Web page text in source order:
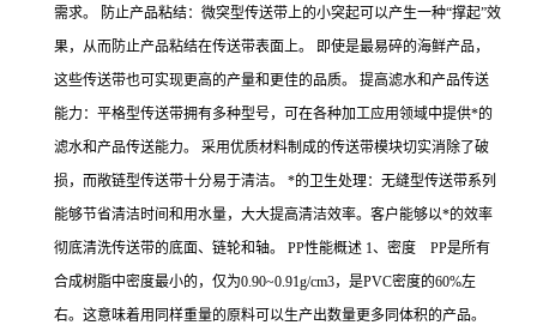
需求。 防止产品粘结：微突型传送带上的小突起可以产生一种“撑起”效
果，从而防止产品粘结在传送带表面上。 即使是最易碎的海鲜产品，
这些传送带也可实现更高的产量和更佳的品质。 提高滤水和产品传送
能力：平格型传送带拥有多种型号，可在各种加工应用领域中提供*的
滤水和产品传送能力。 采用优质材料制成的传送带模块切实消除了破
损，而敞链型传送带十分易于清洁。 *的卫生处理：无缝型传送带系列
能够节省清洁时间和用水量，大大提高清洁效率。客户能够以*的效率
彻底清洗传送带的底面、链轮和轴。 PP性能概述 1、密度 PP是所有
合成树脂中密度最小的，仅为0.90~0.91g/cm3，是PVC密度的60%左
右。这意味着用同样重量的原料可以生产出数量更多同体积的产品。